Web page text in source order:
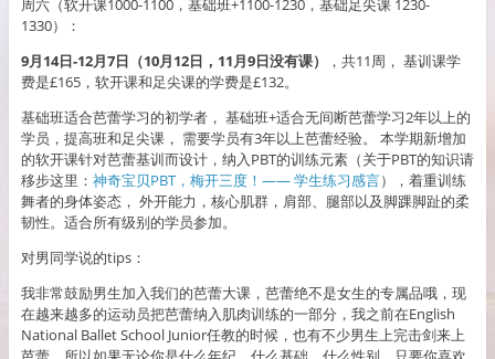
周六（软开课1000-1100，基础班+1100-1230，基础足尖课 1230-
1330）：
9月14日-12月7日（10月12日，11月9日没有课）
，共11周， 基训课学
费是£165，软开课和足尖课的学费是£132。
基础班适合芭蕾学习的初学者， 基础班+适合无间断芭蕾学习2年以上的
学员，提高班和足尖课， 需要学员有3年以上芭蕾经验。 本学期新增加
的软开课针对芭蕾基训而设计，纳入PBT的训练元素（关于PBT的知识请
移步这里： 神奇宝贝PBT，梅开三度！—— 学生练习感言），着重训练
舞者的身体姿态， 外开能力，核心肌群，肩部、腿部以及脚踝脚趾的柔
韧性。适合所有级别的学员参加。
对男同学说的tips：
我非常鼓励男生加入我们的芭蕾大课，芭蕾绝不是女生的专属品哦，现
在越来越多的运动员把芭蕾纳入肌肉训练的一部分，我之前在English
National Ballet School Junior任教的时候，也有不少男生上完击剑来上